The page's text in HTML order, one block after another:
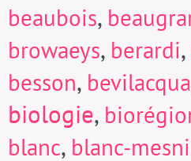
beaubois,
browaeys, berardi,
besson, bevilacqua
biologie,
blanc, blanc-